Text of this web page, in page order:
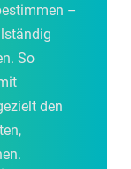
–
. So
den
,
.